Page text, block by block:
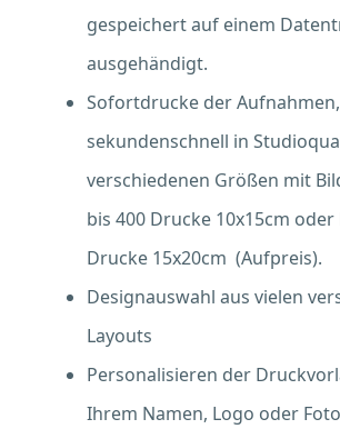
gespeichert auf einem
ausgehändigt.
Sofortdrucke der Aufnahmen,
sekundenschnell in
verschiedenen Größen mit
bis 400 Drucke 10x15cm oder
Drucke 15x20cm (Aufpreis).
Designauswahl aus vielen
Layouts
Personalisieren der
Ihrem Namen, Logo oder